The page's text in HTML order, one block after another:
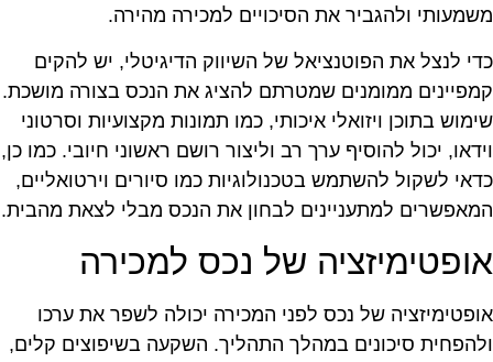
ולהגביר את הסיכויים למכירה מהירה.
לנצל את הפוטנציאל של השיווק הדיגיטלי, יש להקים
ממומנים שמטרתם להציג את הנכס בצורה מושכת.
בתוכן ויזואלי איכותי, כמו תמונות מקצועיות וסרטוני
יכול להוסיף ערך רב וליצור רושם ראשוני חיובי. כמו כן,
לשקול להשתמש בטכנולוגיות כמו סיורים וירטואליים,
למתעניינים לבחון את הנכס מבלי לצאת מהבית.
של נכס למכירה
של נכס לפני המכירה יכולה לשפר את ערכו
סיכונים במהלך התהליך. השקעה בשיפוצים קלים,